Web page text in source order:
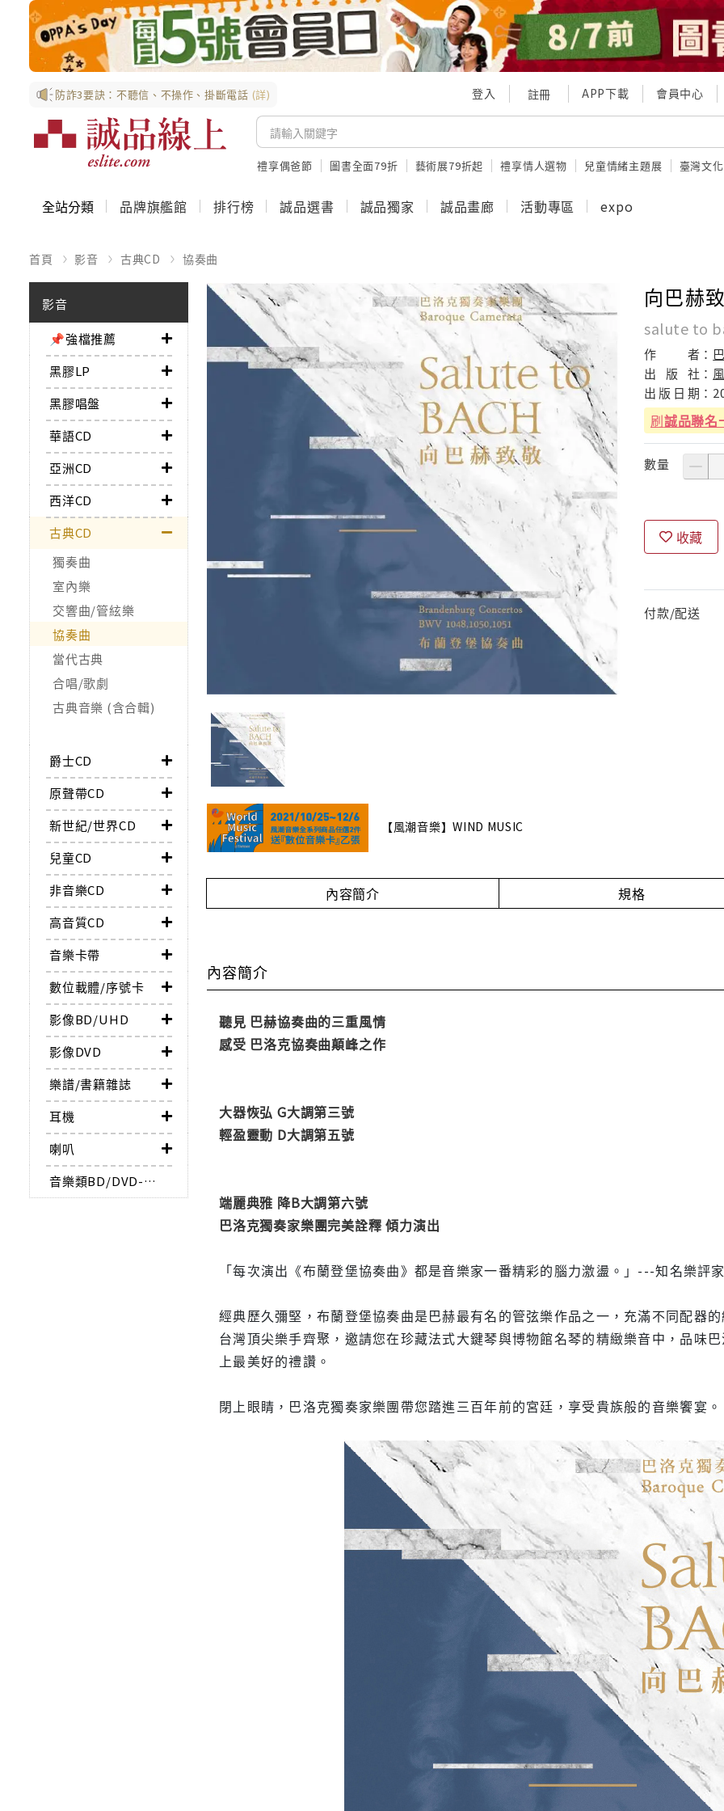
防詐3要訣：不聽信、不操作、掛斷電話 (詳) 登入 註冊 APP下載 會員中心
禮享偶爸節 圖書全面79折 藝術展79折起 禮享情人選物 兒童情緒主題展 臺灣文
全站分類 品牌旗艦館 排行榜 誠品選書 誠品獨家 誠品畫廊 活動專區 expo
首頁 影音 古典CD 協奏曲
影音
📌強檔推薦
黑膠LP
黑膠唱盤
華語CD
亞洲CD
西洋CD
古典CD
獨奏曲
室內樂
交響曲/管絃樂
協奏曲
當代古典
合唱/歌劇
古典音樂 (含合輯)
爵士CD
原聲帶CD
新世紀/世界CD
兒童CD
非音樂CD
高音質CD
音樂卡帶
數位載體/序號卡
影像BD/UHD
影像DVD
樂譜/書籍雜誌
耳機
喇叭
音樂類BD/DVD-AUDIO
【風潮音樂】WIND MUSIC
向巴赫
salute to
作 者：
出
版 社：
出 版 日 期：
刷誠品聯名
數量
收藏
付款/配送
內容簡介 規格
內容簡介
聽見 巴赫協奏曲的三重風情
感受 巴洛克協奏曲顛峰之作
大器恢弘 G大調第三號
輕盈靈動 D大調第五號
端麗典雅 降B大調第六號
巴洛克獨奏家樂團完美詮釋 傾力演出
「每次演出《布蘭登堡協奏曲》都是音樂家一番精彩的腦力激盪。」---知名樂評
經典歷久彌堅，布蘭登堡協奏曲是巴赫最有名的管弦樂作品之一，充滿不同配器
台灣頂尖樂手齊聚，邀請您在珍藏法式大鍵琴與博物館名琴的精緻樂音中，品味
上最美好的禮讚。
閉上眼睛，巴洛克獨奏家樂團帶您踏進三百年前的宮廷，享受貴族般的音樂饗宴。